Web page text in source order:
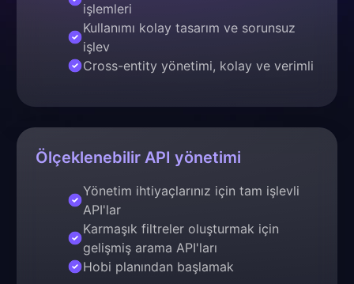
işlemleri
Kullanımı kolay tasarım ve sorunsuz
işlev
Cross-entity yönetimi, kolay ve verimli
Ölçeklenebilir API yönetimi
Yönetim ihtiyaçlarınız için tam işlevli
API'lar
Karmaşık filtreler oluşturmak için
gelişmiş arama API'ları
Hobi planından başlamak